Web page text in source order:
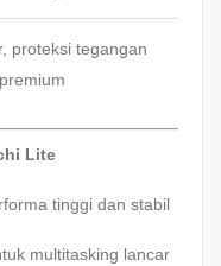
proteksi tegangan
Lite
tinggi dan stabil
multitasking lancar